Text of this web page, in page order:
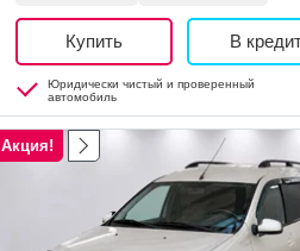
Купить В
Юридически чистый и проверенный
автомобиль
Акция!